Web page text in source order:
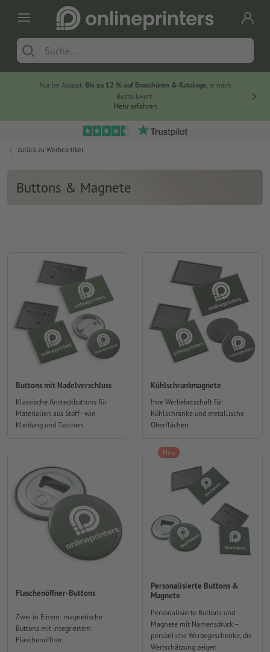
Nur im August: Bis zu 12 % auf Broschüren & Kataloge, je nach
Bestellwert.
Mehr erfahren
zurück zu Werbeartikel
Buttons & Magnete
Buttons mit Nadelverschluss
Klassische Ansteckbuttons für
Materialien aus Stoff - wie
Kleidung und Taschen
Kühlschrankmagnete
Ihre Werbebotschaft für
Kühlschränke und metallische
Oberflächen
Flaschenöffner-Buttons
Zwei in Einem: magnetische
Buttons mit integriertem
Flaschenöffner
Personalisierte Buttons &
Magnete
Personalisierte Buttons und
Magnete mit Namensdruck –
persönliche Werbegeschenke, die
Wertschätzung zeigen
Neu